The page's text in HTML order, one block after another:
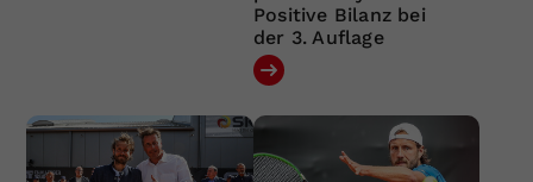
Positive Bilanz bei
der 3. Auflage